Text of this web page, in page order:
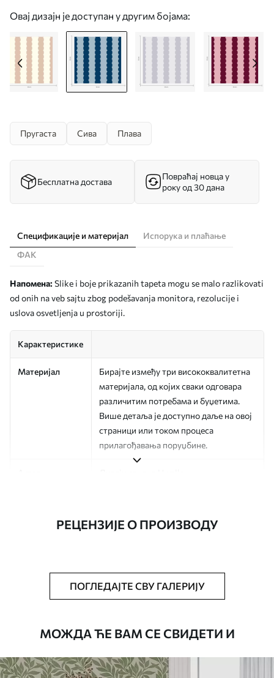
Овај дизајн је доступан у другим бојама:
Пругаста Сива Плава
Бесплатна достава
Повраћај новца у
року од 30 дана
Спецификације и материјал
Испорука и плаћање
ФАК
Напомена: Slike i boje prikazanih tapeta mogu se malo razlikovati
od onih na veb sajtu zbog podešavanja monitora, rezolucije i
uslova osvetljenja u prostoriji.
Карактеристике
Материјал
Бирајте између три висококвалитетна
материјала, од којих сваки одговара
различитим потребама и буџетима.
Више детаља је доступно даље на овој
страници или током процеса
прилагођавања поруџбине.
Финисхинг Полу-мат.
ширине до 50 цм.
тапете.
сунђером. Позадине са завршном
РЕЦЕНЗИЈЕ О ПРОИЗВОДУ
ПОГЛЕДАЈТЕ СВУ ГАЛЕРИЈУ
МОЖДА ЋЕ ВАМ СЕ СВИДЕТИ И